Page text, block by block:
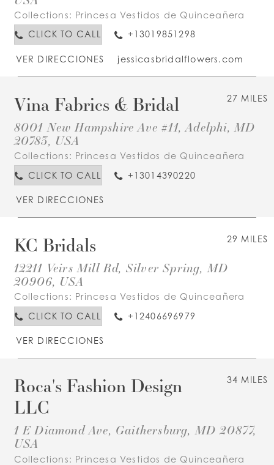
Collections: Princesa Vestidos de Quinceañera
CLICK TO CALL
+13019851298
VER DIRECCIONES jessicasbridalflowers.com
27 MILES
Vina Fabrics & Bridal
8001 New Hampshire Ave #11, Adelphi, MD
20783, USA
Collections: Princesa Vestidos de Quinceañera
CLICK TO CALL
+13014390220
VER DIRECCIONES
29 MILES
KC Bridals
12211 Veirs Mill Rd, Silver Spring, MD
20906, USA
Collections: Princesa Vestidos de Quinceañera
CLICK TO CALL
+12406696979
VER DIRECCIONES
34 MILES
Roca's Fashion Design
LLC
1 E Diamond Ave, Gaithersburg, MD 20877,
USA
Collections: Princesa Vestidos de Quinceañera